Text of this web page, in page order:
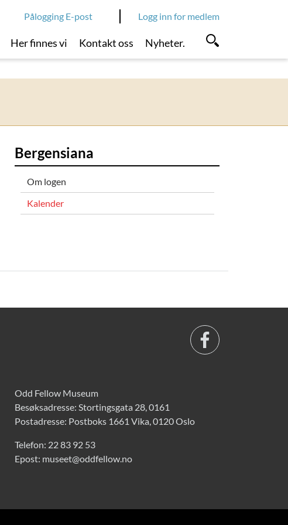
Logg inn for medlem
Pålogging E-post
Her finnes vi Kontakt oss Nyheter.
Bergensiana
Om logen
Kalender
Odd Fellow Museum
Besøksadresse: Stortingsgata 28, 0161
Postadresse: Postboks 1661 Vika, 0120 Oslo
Telefon: 22 83 92 53
Epost: museet@oddfellow.no